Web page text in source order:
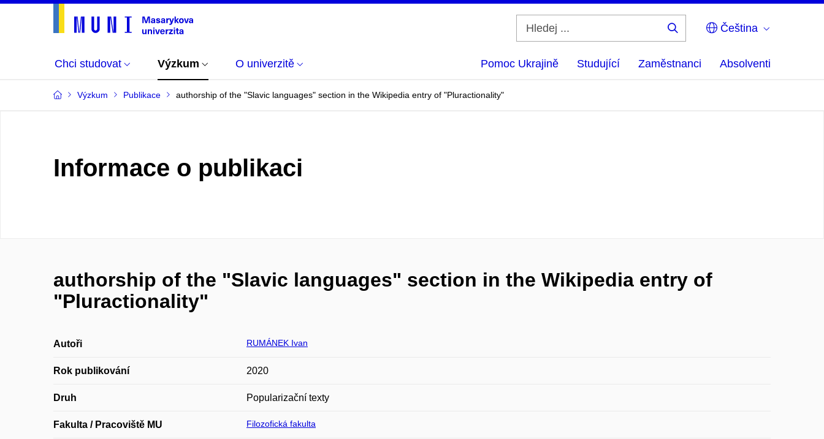
Čeština
Chci studovat Výzkum O univerzitě Pomoc Ukrajině Studující Zaměstnanci Absolventi
Výzkum Publikace authorship of the "Slavic languages" section in the Wikipedia entry of "Pluractionality"
Informace o publikaci
authorship of the "Slavic languages" section in the Wikipedia entry of
"Pluractionality"
Autoři RUMÁNEK Ivan
Rok publikování 2020
Druh Popularizační texty
Fakulta / Pracoviště MU Filozofická fakulta